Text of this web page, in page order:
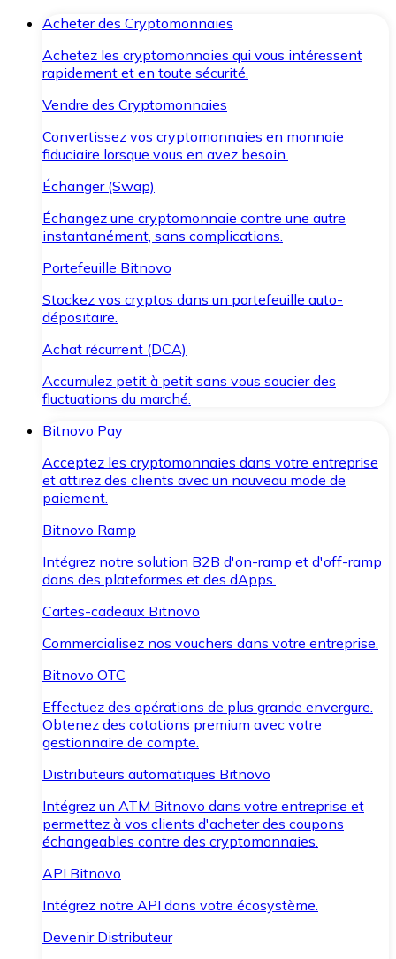
Acheter des Cryptomonnaies
Achetez les cryptomonnaies qui vous intéressent
rapidement et en toute sécurité.
Vendre des Cryptomonnaies
Convertissez vos cryptomonnaies en monnaie
fiduciaire lorsque vous en avez besoin.
Échanger (Swap)
Échangez une cryptomonnaie contre une autre
instantanément, sans complications.
Portefeuille Bitnovo
Stockez vos cryptos dans un portefeuille auto-
dépositaire.
Achat récurrent (DCA)
Accumulez petit à petit sans vous soucier des
fluctuations du marché.
Bitnovo Pay
Acceptez les cryptomonnaies dans votre entreprise
et attirez des clients avec un nouveau mode de
paiement.
Bitnovo Ramp
Intégrez notre solution B2B d'on-ramp et d'off-ramp
dans des plateformes et des dApps.
Cartes-cadeaux Bitnovo
Commercialisez nos vouchers dans votre entreprise.
Bitnovo OTC
Effectuez des opérations de plus grande envergure.
Obtenez des cotations premium avec votre
gestionnaire de compte.
Distributeurs automatiques Bitnovo
Intégrez un ATM Bitnovo dans votre entreprise et
permettez à vos clients d'acheter des coupons
échangeables contre des cryptomonnaies.
API Bitnovo
Intégrez notre API dans votre écosystème.
Devenir Distributeur